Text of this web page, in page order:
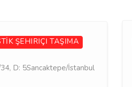
ŞEHIRIÇI TAŞIMA
D: 5Sancaktepe/İstanbul